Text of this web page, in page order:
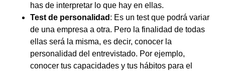
has de interpretar lo que hay en ellas.
Test de personalidad : Es un test que podrá variar
de una empresa a otra. Pero la finalidad de todas
ellas será la misma, es decir, conocer la
personalidad del entrevistado. Por ejemplo,
conocer tus capacidades y tus hábitos para el